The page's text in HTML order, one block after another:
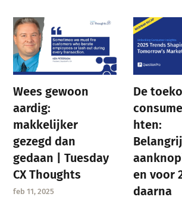
Wees gewoon
aardig:
makkelijker
gezegd dan
gedaan | Tuesday
CX Thoughts
feb 11, 2025
De
hten:
en voor
daarna